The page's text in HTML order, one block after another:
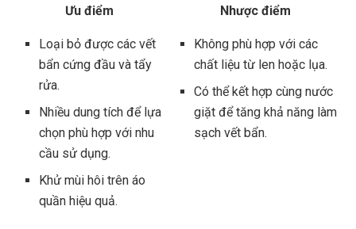
Ưu điểm Nhược điểm
Loại bỏ được các vết
bẩn cứng đầu và tẩy
rửa.
Nhiều dung tích để lựa
chọn phù hợp với nhu
cầu sử dụng.
Khử mùi hôi trên áo
quần hiệu quả.
Không phù hợp với các
chất liệu từ len hoặc lụa.
Có thể kết hợp cùng nước
giặt để tăng khả năng làm
sạch vết bẩn.